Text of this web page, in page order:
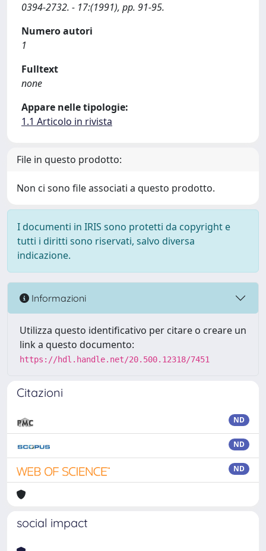
0394-2732. - 17:(1991), pp. 91-95.
Numero autori
1
Fulltext
none
Appare nelle tipologie:
1.1 Articolo in rivista
File in questo prodotto:
Non ci sono file associati a questo prodotto.
I documenti in IRIS sono protetti da copyright e
tutti i diritti sono riservati, salvo diversa
indicazione.
Informazioni
Utilizza questo identificativo per citare o creare un
link a questo documento:
https://hdl.handle.net/20.500.12318/7451
Citazioni
ND
ND
ND
social impact